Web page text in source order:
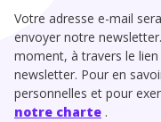
Votre adresse e-mail
envoyer notre
moment, à travers le
newsletter. Pour en
personnelles et pour
notre charte .